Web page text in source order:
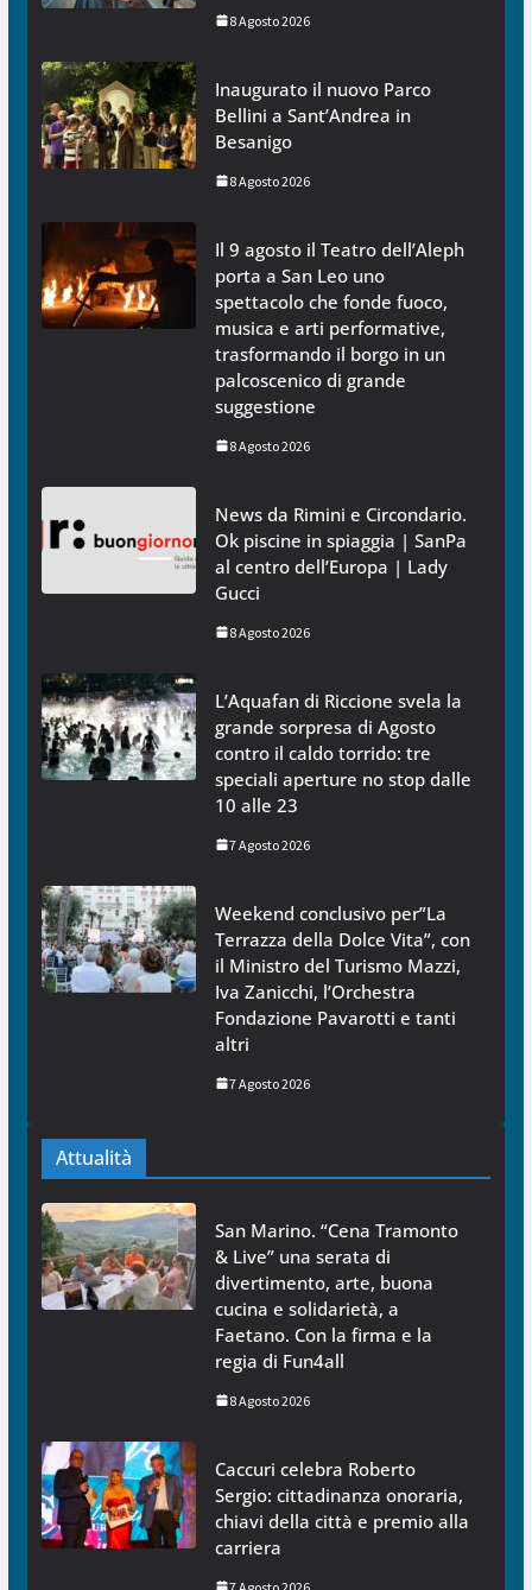
8 Agosto 2026
Inaugurato il nuovo Parco
Bellini a Sant’Andrea in
Besanigo
8 Agosto 2026
Il 9 agosto il Teatro dell’Aleph
porta a San Leo uno
spettacolo che fonde fuoco,
musica e arti performative,
trasformando il borgo in un
palcoscenico di grande
suggestione
8 Agosto 2026
News da Rimini e Circondario.
Ok piscine in spiaggia | SanPa
al centro dell’Europa | Lady
Gucci
8 Agosto 2026
L’Aquafan di Riccione svela la
grande sorpresa di Agosto
contro il caldo torrido: tre
speciali aperture no stop dalle
10 alle 23
7 Agosto 2026
Weekend conclusivo per”La
Terrazza della Dolce Vita”, con
il Ministro del Turismo Mazzi,
Iva Zanicchi, l’Orchestra
Fondazione Pavarotti e tanti
altri
7 Agosto 2026
Attualità
San Marino. “Cena Tramonto
& Live” una serata di
divertimento, arte, buona
cucina e solidarietà, a
Faetano. Con la firma e la
regia di Fun4all
8 Agosto 2026
Caccuri celebra Roberto
Sergio: cittadinanza onoraria,
chiavi della città e premio alla
carriera